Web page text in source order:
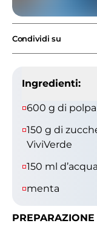
Condividi su
Ingredienti:
600 g di
150 g di
ViviVerde
150 ml d’acqua
menta
PREPARAZIONE